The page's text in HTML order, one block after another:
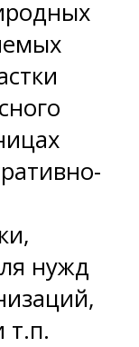
нужд
т.п.